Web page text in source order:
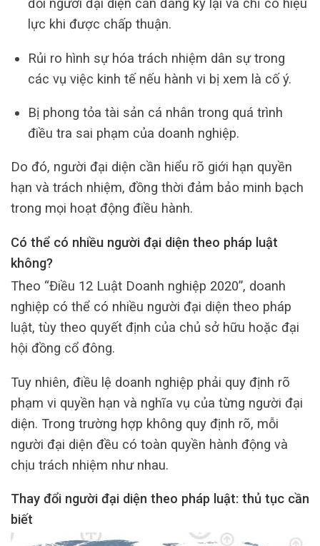
đổi người đại diện cần đăng ký lại và chỉ có hiệu
lực khi được chấp thuận.
Rủi ro hình sự hóa trách nhiệm dân sự trong
các vụ việc kinh tế nếu hành vi bị xem là cố ý.
Bị phong tỏa tài sản cá nhân trong quá trình
điều tra sai phạm của doanh nghiệp.
Do đó, người đại diện cần hiểu rõ giới hạn quyền
hạn và trách nhiệm, đồng thời đảm bảo minh bạch
trong mọi hoạt động điều hành.
Có thể có nhiều người đại diện theo pháp luật
không?
Theo “Điều 12 Luật Doanh nghiệp 2020”, doanh
nghiệp có thể có nhiều người đại diện theo pháp
luật, tùy theo quyết định của chủ sở hữu hoặc đại
hội đồng cổ đông.
Tuy nhiên, điều lệ doanh nghiệp phải quy định rõ
phạm vi quyền hạn và nghĩa vụ của từng người đại
diện. Trong trường hợp không quy định rõ, mỗi
người đại diện đều có toàn quyền hành động và
chịu trách nhiệm như nhau.
Thay đổi người đại diện theo pháp luật: thủ tục cần
biết